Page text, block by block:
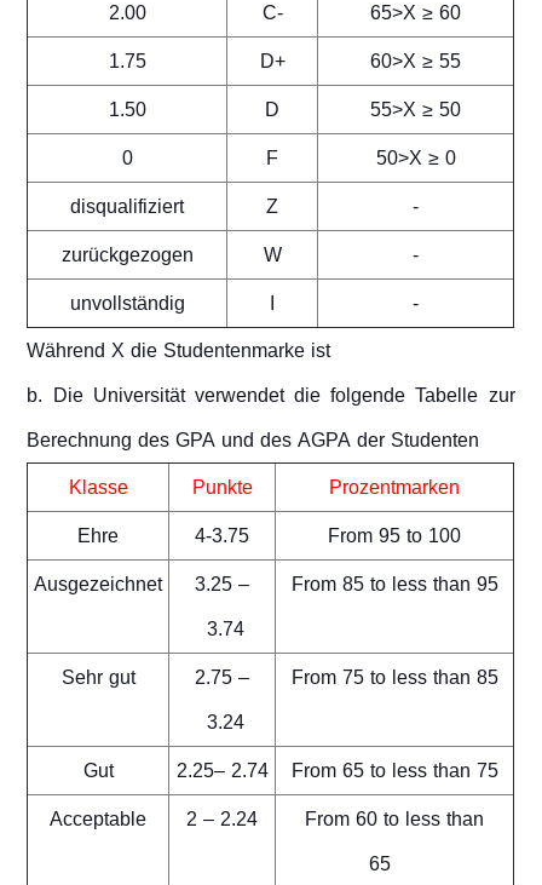
65>X ≥ 60
C-
2.00
60>X ≥ 55
D+
1.75
55>X ≥ 50
D
1.50
50>X ≥ 0
F
0
-
Z
disqualifiziert
-
W
zurückgezogen
-
I
unvollständig
Während X die Studentenmarke ist
b. Die Universität verwendet die folgende Tabelle zur
Berechnung des GPA und des AGPA der Studenten
Prozentmarken
Punkte
Klasse
From 95 to 100
4-3.75
Ehre
From 85 to less than 95
3.25 –
3.74
Ausgezeichnet
From 75 to less than 85
2.75 –
3.24
Sehr gut
From 65 to less than 75
2.25– 2.74
Gut
From 60 to less than
65
2 – 2.24
Acceptable